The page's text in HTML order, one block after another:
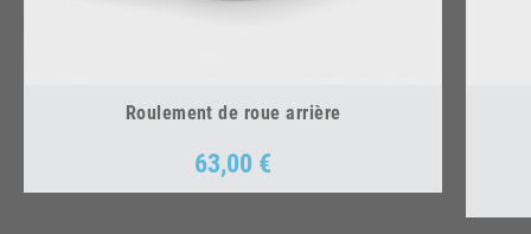
Roulement de roue arrière
Prix
63,00 €